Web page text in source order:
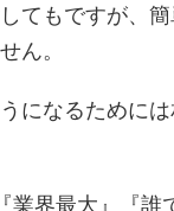
てもですが、
ん。
になるために
業界最大』『誰